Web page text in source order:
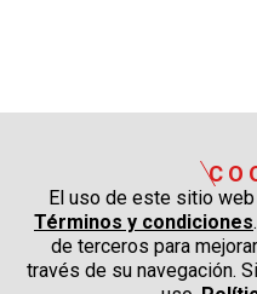
El uso de este sitio
Términos y condiciones
de terceros para
través de su navegación.